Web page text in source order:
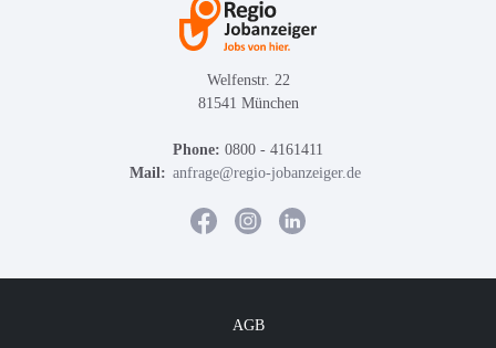
Welfenstr. 22
81541 München
Phone: 0800 - 4161411
Mail: anfrage@regio-jobanzeiger.de
AGB